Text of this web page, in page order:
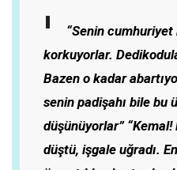
“Senin cumhuriyet
korkuyorlar.
Bazen o kadar
senin padişahı bile bu
düşünüyorlar”
düştü, işgale uğradı.